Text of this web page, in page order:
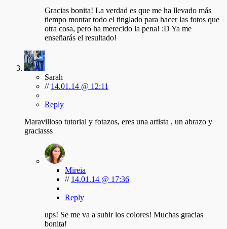
Gracias bonita! La verdad es que me ha llevado más
tiempo montar todo el tinglado para hacer las fotos que
otra cosa, pero ha merecido la pena! :D Ya me
enseñarás el resultado!
Sarah
// 14.01.14 @ 12:11
Reply
Maravilloso tutorial y fotazos, eres una artista , un abrazo y
graciasss
Mireia
// 14.01.14 @ 17:36
Reply
ups! Se me va a subir los colores! Muchas gracias
bonita!